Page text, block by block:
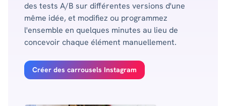
des tests A/B sur différentes versions d'une
même idée, et modifiez ou programmez
l'ensemble en quelques minutes au lieu de
concevoir chaque élément manuellement.
Créer des carrousels Instagram